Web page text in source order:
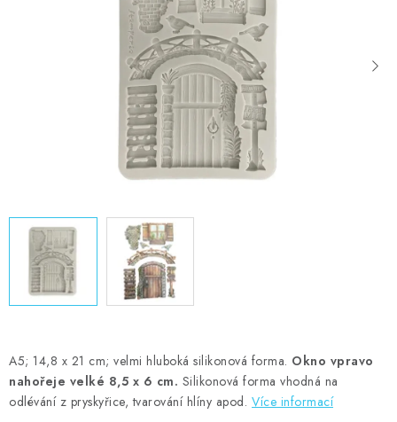
MOJE OBJEDNÁVKA
Moje objednávka
Oblíbené ♥️
Hodnocení obchodu
Obchodní podmínky
Podmínky ochrany osobních údajů
Ověřování recenzí
A5; 14,8 x 21 cm; velmi hluboká silikonová forma. Okno vpravo
nahořeje velké 8,5 x 6 cm. Silikonová forma vhodná na
odlévání z pryskyřice, tvarování hlíny apod. Více informací